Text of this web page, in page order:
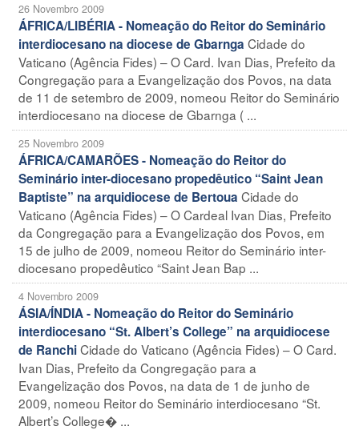
26 Novembro 2009
ÁFRICA/LIBÉRIA - Nomeação do Reitor do Seminário
interdiocesano na diocese de Gbarnga Cidade do
Vaticano (Agência Fides) – O Card. Ivan Dias, Prefeito da
Congregação para a Evangelização dos Povos, na data
de 11 de setembro de 2009, nomeou Reitor do Seminário
interdiocesano na diocese de Gbarnga ( ...
25 Novembro 2009
ÁFRICA/CAMARÕES - Nomeação do Reitor do
Seminário inter-diocesano propedêutico “Saint Jean
Baptiste” na arquidiocese de Bertoua Cidade do
Vaticano (Agência Fides) – O Cardeal Ivan Dias, Prefeito
da Congregação para a Evangelização dos Povos, em
15 de julho de 2009, nomeou Reitor do Seminário inter-
diocesano propedêutico “Saint Jean Bap ...
4 Novembro 2009
ÁSIA/ÍNDIA - Nomeação do Reitor do Seminário
interdiocesano “St. Albert’s College” na arquidiocese
de RanchiCidade do Vaticano (Agência Fides) – O Card.
Ivan Dias, Prefeito da Congregação para a
Evangelização dos Povos, na data de 1 de junho de
2009, nomeou Reitor do Seminário interdiocesano “St.
Albert’s College� ...